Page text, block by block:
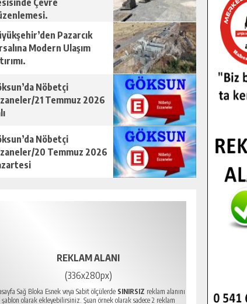
Çevre
Pazarcık
Modern Ulaşım
Nöbetçi
21 Temmuz 2026
Nöbetçi
20 Temmuz 2026
REKLAM ALANI
(336x280px)
Sağ Bloka Esnek veya Sabit ölçülerde SINIRSIZ reklam alanını
şablon olarak ekleyebilirsiniz. Şuan örnek olarak sadece 2 reklam